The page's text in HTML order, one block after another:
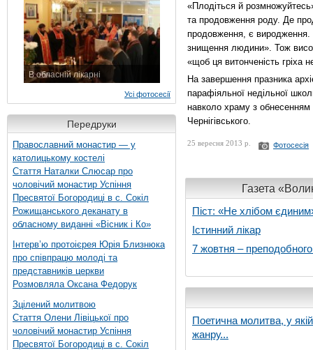
В обласній лікарні
Усі фотосесії
Передруки
Православний монастир — у
католицькому костелі
Стаття Наталки Слюсар про
чоловічий монастир Успіння
Пресвятої Богородиці в с. Сокіл
Рожищанського деканату в
обласному виданні «Вісник і Ко»
Інтерв’ю протоієрея Юрія Близнюка
про співпрацю молоді та
представників церкви
Розмовляла Оксана Федорук
Зцілений молитвою
Стаття Олени Лівіцької про
чоловічий монастир Успіння
Пресвятої Богородиці в с. Сокіл
«Плодіться й
та продовження роду. Де
продовження, є
знищення людини». Тож
«щоб ця витонченість гріха
На завершення празника
парафіяльної недільної
навколо храму з
Чернігівського.
25 вересня 2013 р. Фотосесія
Газета
Піст: «Не хлібом
Істинний лікар
7 жовтня –
Поетична молитва, у
жанру...